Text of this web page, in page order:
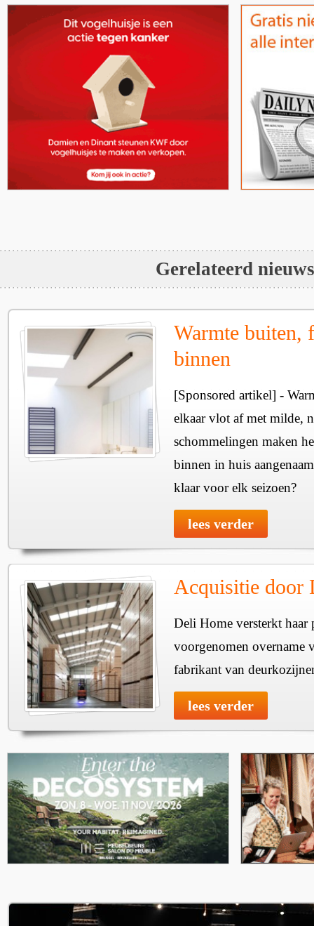
Gerelateerd nieuws
Warmte buiten,
binnen
[Sponsored artikel] -
elkaar vlot af met milde,
schommelingen maken
binnen in huis
klaar voor elk seizoen?
lees verder
Acquisitie door
Deli Home versterkt haar
voorgenomen overname
fabrikant van
lees verder